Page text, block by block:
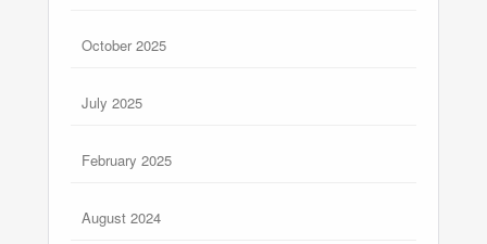
October 2025
July 2025
February 2025
August 2024